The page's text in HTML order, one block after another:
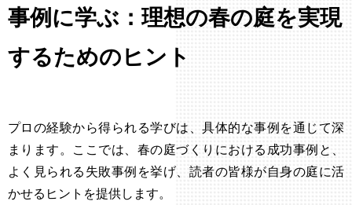
事例に学ぶ：理想の春の庭を実現
するためのヒント
プロの経験から得られる学びは、具体的な事例を通じて深
まります。ここでは、春の庭づくりにおける成功事例と、
よく見られる失敗事例を挙げ、読者の皆様が自身の庭に活
かせるヒントを提供します。